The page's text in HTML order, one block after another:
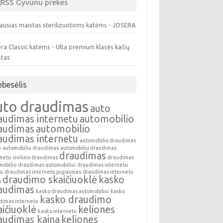
Gyvunu prekes
maistas sterilizuotoms katėms - JOSERA
Classic katėms - Ulta premium klasės kačių
draudimas auto
internetu automobilio
automobilio
internetu automobilio draudimas
automobiliu draudimas automobiliu draudimas
civilinis draudimas draudimas draudimas
draudimas automobiliui draudimas internetu
draudimas internetu pigiausias draudimas internetu
draudimo skaičiuoklė kasko
kasko draudimas automobiliui kasko
internetu
kasko draudimo
kasko internetu
keliones
kaina keliones